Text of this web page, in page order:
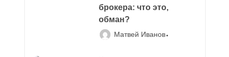
брокера: что это,
обман?
Матвей Иванов